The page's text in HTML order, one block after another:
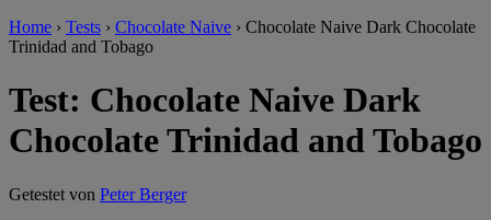
Home › Tests › Chocolate Naive › Chocolate Naive Dark Chocolate
Trinidad and Tobago
Test: Chocolate Naive Dark
Chocolate Trinidad and Tobago
Getestet von Peter Berger